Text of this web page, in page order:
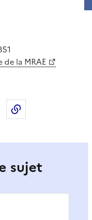
de la MRAE
sur LinkedIn
Partager par email
sujet